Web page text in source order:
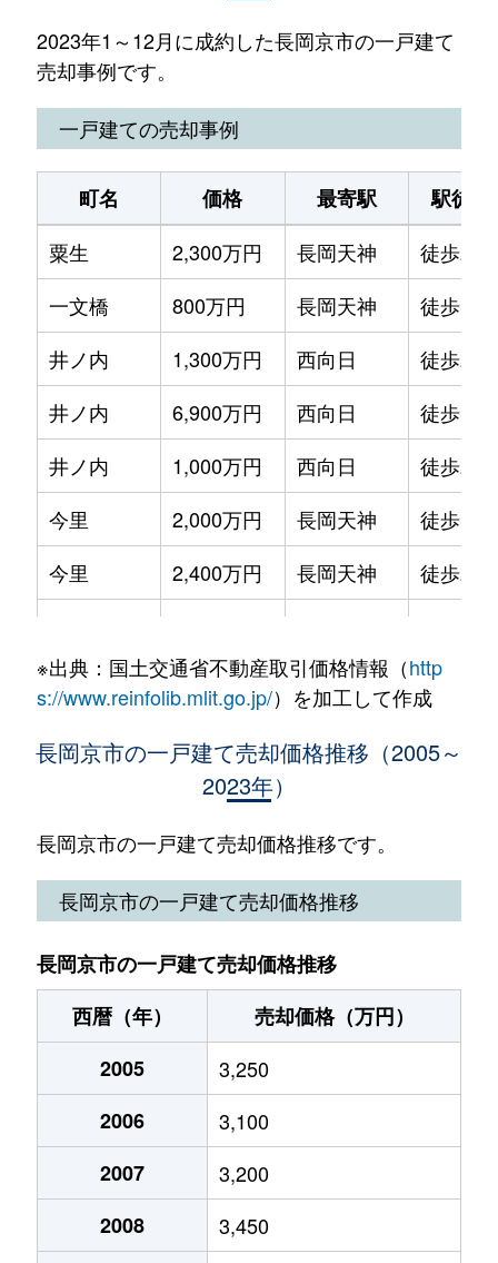
2023年1～12月に成約した長岡京市の一戸建て
売却事例です。
一戸建ての売却事例
町名 価格 最寄駅
駅徒歩
粟生
2,300万円 長岡天神
徒歩25
一文橋
800万円 長岡天神
徒歩12
井ノ内
1,300万円 西向日
徒歩23
井ノ内
6,900万円 西向日
徒歩18
井ノ内
1,000万円 西向日
徒歩20
今里
2,000万円 長岡天神
徒歩13
今里
2,400万円 長岡天神
徒歩20
今里
2,800万円 西向日
徒歩13
2,200万円
うぐいす台
4,200万円 長岡天神
梅が丘
4,600万円 長岡天神
奥海印寺
2,600万円 長岡天神
徒歩21
奥海印寺
3,000万円 長岡天神
徒歩18
奥海印寺
奥海印寺
2,700万円
※出典：国土交通省不動産取引価格情報（http
s://www.reinfolib.mlit.go.jp/）を加工して作成
長岡京市の一戸建て売却価格推移（2005～
2023年）
長岡京市の一戸建て売却価格推移です。
長岡京市の一戸建て売却価格推移
長岡京市の一戸建て売却価格推移
西暦（年）
売却価格（万円）
2005
3,250
2006
3,100
2007
3,200
2008
3,450